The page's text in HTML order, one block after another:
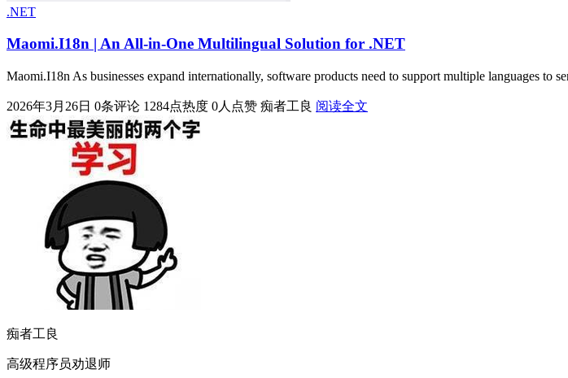
.NET
Maomi.I18n | An All-in-One Multilingual Solution for .NET
Maomi.I18n As businesses expand internationally, software products need to support multiple languages to
2026年3月26日 0条评论 1284点热度 0人点赞 痴者工良 阅读全文
痴者工良
高级程序员劝退师